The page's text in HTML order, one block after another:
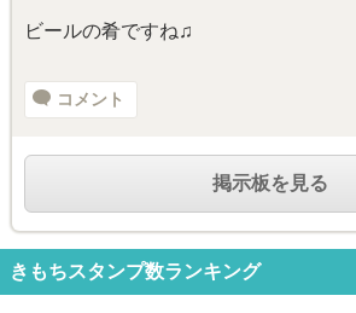
ビールの肴ですね♫
コメント
掲示板を見る
きもちスタンプ数ランキング